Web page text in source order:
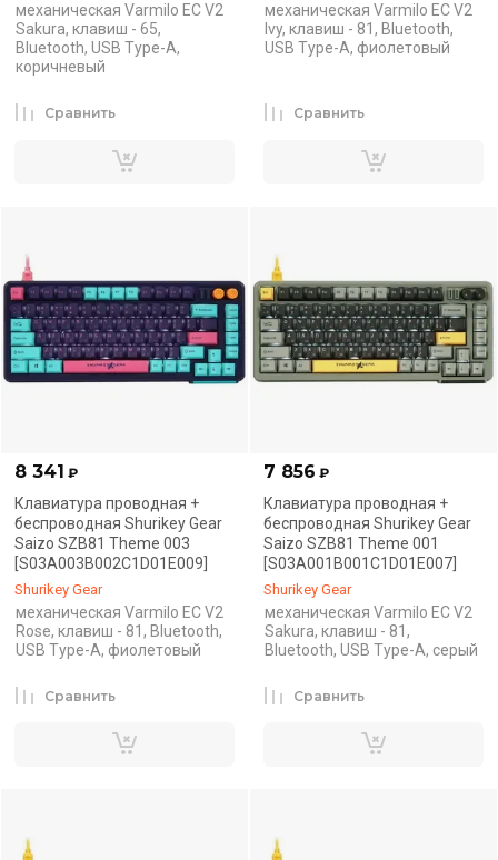
механическая Varmilo EC V2
Sakura, клавиш - 65,
Bluetooth, USB Type-A,
коричневый
Сравнить
механическая Varmilo EC V2
Ivy, клавиш - 81, Bluetooth,
USB Type-A, фиолетовый
Сравнить
8 341 ₽
Клавиатура проводная +
беспроводная Shurikey Gear
Saizo SZB81 Theme 003
[S03A003B002C1D01E009]
Shurikey Gear
механическая Varmilo EC V2
Rose, клавиш - 81, Bluetooth,
USB Type-A, фиолетовый
Сравнить
7 856 ₽
Клавиатура проводная +
беспроводная Shurikey Gear
Saizo SZB81 Theme 001
[S03A001B001C1D01E007]
Shurikey Gear
механическая Varmilo EC V2
Sakura, клавиш - 81,
Bluetooth, USB Type-A, серый
Сравнить